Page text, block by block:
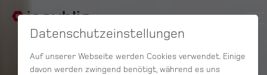
Datenschutzeinstellungen
Auf unserer Webseite werden Cookies verwendet. Einige
davon werden zwingend benötigt, während es uns